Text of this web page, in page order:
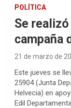
POLÍTICA
Se
campaña
21 de marzo de
Este jueves se
25904 (Junta
Helvecia) en
Edil